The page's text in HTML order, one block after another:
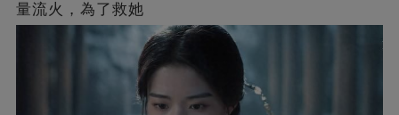
量流火，為了救她